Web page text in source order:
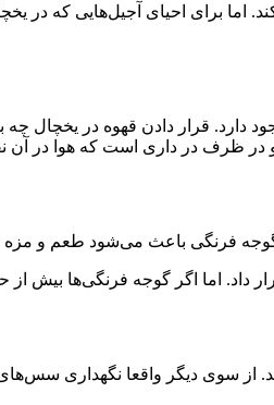
اما برای احیای آجیل‌هایی که در
دارد. قرار دادن قهوه در
در ظرف در داری است که هوا در آن
گوجه فرنگی باعث می‌شود طعم و
داد. اما اگر گوجه فرنگی‌ها بیش
سوی دیگر واقعا نگهداری